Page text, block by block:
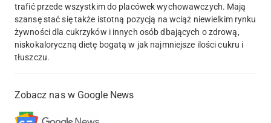
trafić przede wszystkim do placówek wychowawczych. Mają
szansę stać się także istotną pozycją na wciąż niewielkim rynku
żywności dla cukrzyków i innych osób dbających o zdrową,
niskokaloryczną dietę bogatą w jak najmniejsze ilości cukru i
tłuszczu.
Zobacz nas w Google News